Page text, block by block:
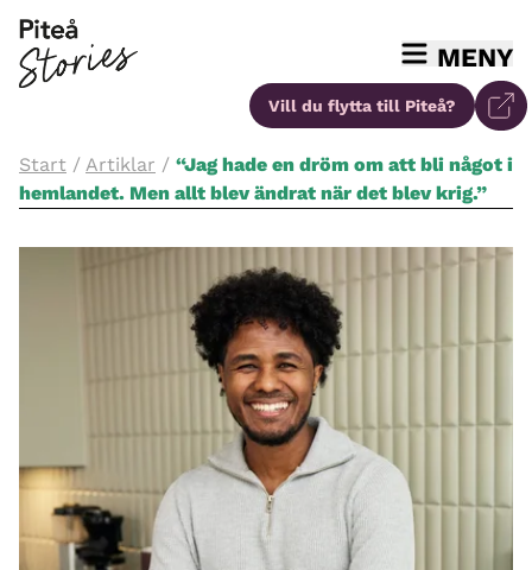
MENY
Vill du flytta till Piteå?
Start / Artiklar / “Jag hade en dröm om att bli något i
hemlandet. Men allt blev ändrat när det blev krig.”